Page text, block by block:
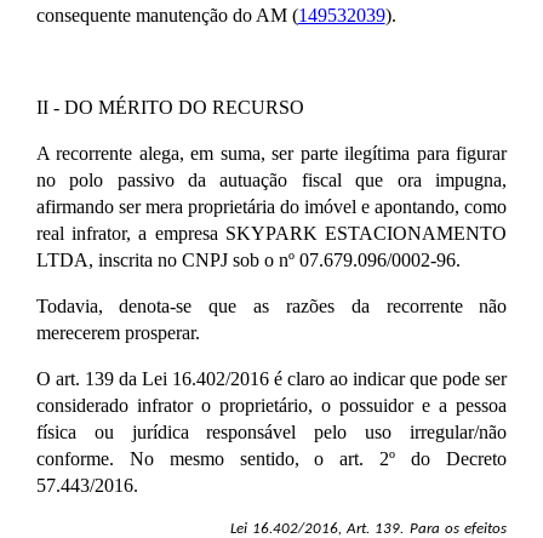
consequente manutenção do AM (149532039).
II - DO MÉRITO DO RECURSO
A recorrente alega, em suma, ser parte ilegítima para figurar
no polo passivo da autuação fiscal que ora impugna,
afirmando ser mera proprietária do imóvel e apontando, como
real infrator, a empresa SKYPARK ESTACIONAMENTO
LTDA, inscrita no CNPJ sob o nº 07.679.096/0002-96.
Todavia, denota-se que as razões da recorrente não
merecerem prosperar.
O art. 139 da Lei 16.402/2016 é claro ao indicar que pode ser
considerado infrator o proprietário, o possuidor e a pessoa
física ou jurídica responsável pelo uso irregular/não
conforme. No mesmo sentido, o art. 2º do Decreto
57.443/2016.
Lei 16.402/2016, Art. 139. Para os efeitos